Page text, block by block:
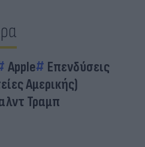
Apple
Επενδύσεις
Αμερικής)
Τραμπ